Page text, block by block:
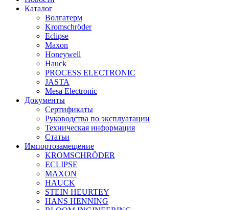
Каталог
Волгатерм
Kromschröder
Eclipse
Maxon
Honeywell
Hauck
PROCESS ELECTRONIC
JASTA
Mesa Electronic
Документы
Сертификаты
Руководства по эксплуатации
Техническая информация
Статьи
Импортозамещение
KROMSCHRÖDER
ECLIPSE
MAXON
HAUCK
STEIN HEURTEY
HANS HENNING